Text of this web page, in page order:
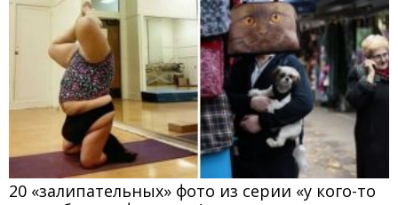
20 «залипательных» фото из серии «у кого-то